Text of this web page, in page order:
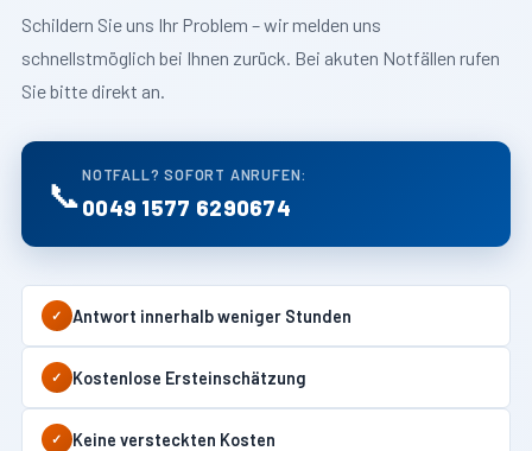
Schildern Sie uns Ihr Problem – wir melden uns
schnellstmöglich bei Ihnen zurück. Bei akuten Notfällen rufen
Sie bitte direkt an.
📞 NOTFALL? SOFORT ANRUFEN:
0049 1577 6290674
✓ Antwort innerhalb weniger Stunden
✓ Kostenlose Ersteinschätzung
✓ Keine versteckten Kosten